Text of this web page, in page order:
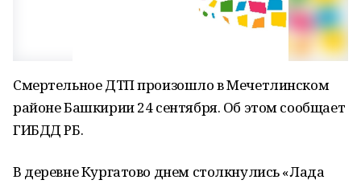
Смертельное ДТП произошло в Мечетлинском
районе Башкирии 24 сентября. Об этом сообщает
ГИБДД РБ.
В деревне Кургатово днем столкнулись «Лада